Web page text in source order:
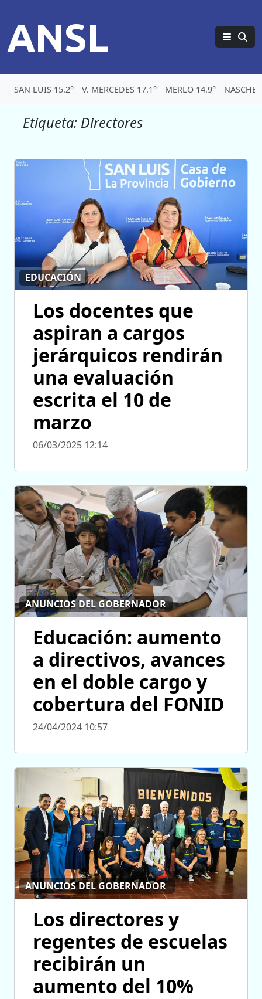
ANSL
SAN LUIS 15.2° V. MERCEDES 17.1° MERLO 14.9°
Etiqueta: Directores
EDUCACIÓN
Los docentes que
aspiran a cargos
jerárquicos rendirán
una evaluación
escrita el 10 de
marzo
06/03/2025 12:14
ANUNCIOS DEL GOBERNADOR
Educación: aumento
a directivos, avances
en el doble cargo y
cobertura del FONID
24/04/2024 10:57
ANUNCIOS DEL GOBERNADOR
Los directores y
regentes de escuelas
recibirán un
aumento del 10%